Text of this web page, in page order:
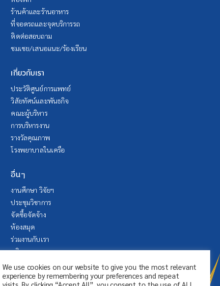
ร้านค้าและร้านอาหาร
ที่จอดรถและจุดบริการรถ
ติดต่อสอบถาม
ชมเชย/เสนอแนะ/ร้องเรียน
เกี่ยวกับเรา
ประวัติศูนย์การแพทย์
วิสัยทัศน์และพันธกิจ
คณะผู้บริหาร
การบริหารงาน
รางวัลคุณภาพ
โรงพยาบาลในเครือ
อื่นๆ
งานศึกษา วิจัยฯ
ประชุมวิชาการ
จัดซื้อจัดจ้าง
ห้องสมุด
ร่วมงานกับเรา
บริจาค
ระบบลา (SAP Fiori)
We use cookies on our website to give you the most relevant
experience by remembering your preferences and repeat